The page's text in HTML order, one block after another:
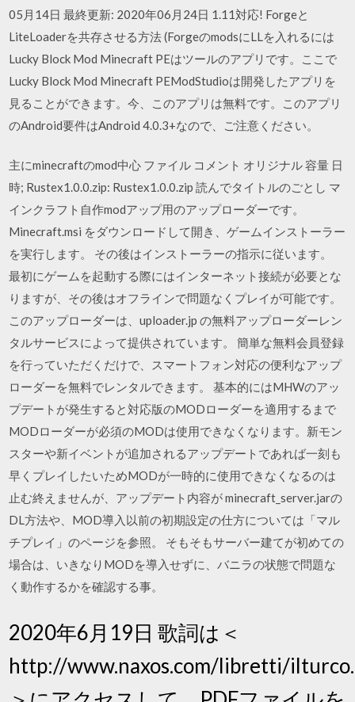
05月14日 最終更新: 2020年06月24日 1.11対応! Forgeと
LiteLoaderを共存させる方法 (ForgeのmodsにLLを入れるには
Lucky Block Mod Minecraft PEはツールのアプリです。ここで
Lucky Block Mod Minecraft PEModStudioは開発したアプリを
見ることができます。今、このアプリは無料です。このアプリ
のAndroid要件はAndroid 4.0.3+なので、ご注意ください。
主にminecraftのmod中心 ファイル コメント オリジナル 容量 日
時; Rustex1.0.0.zip: Rustex1.0.0.zip 読んでタイトルのごとし マ
インクラフト自作modアップ用のアップローダーです。
Minecraft.msi をダウンロードして開き、ゲームインストーラー
を実行します。 その後はインストーラーの指示に従います。
最初にゲームを起動する際にはインターネット接続が必要とな
りますが、その後はオフラインで問題なくプレイが可能です。
このアップローダーは、uploader.jp の無料アップローダーレン
タルサービスによって提供されています。 簡単な無料会員登録
を行っていただくだけで、スマートフォン対応の便利なアップ
ローダーを無料でレンタルできます。 基本的にはMHWのアッ
プデートが発生すると対応版のMODローダーを適用するまで
MODローダーが必須のMODは使用できなくなります。新モン
スターや新イベントが追加されるアップデートであれば一刻も
早くプレイしたいためMODが一時的に使用できなくなるのは
止む終えませんが、アップデート内容が minecraft_server.jarの
DL方法や、MOD導入以前の初期設定の仕方については「マル
チプレイ」のページを参照。 そもそもサーバー建てが初めての
場合は、いきなりMODを導入せずに、バニラの状態で問題な
く動作するかを確認する事。
2020年6月19日 歌詞は＜
http://www.naxos.com/libretti/